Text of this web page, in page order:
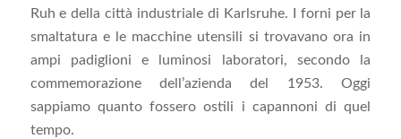
Ruh e della città industriale di Karlsruhe. I forni per la
smaltatura e le macchine utensili si trovavano ora in
ampi padiglioni e luminosi laboratori, secondo la
commemorazione dell’azienda del 1953. Oggi
sappiamo quanto fossero ostili i capannoni di quel
tempo.